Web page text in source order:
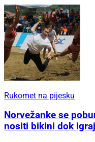
Rukomet na pijesku
Norvežanke se
nositi bikini dok